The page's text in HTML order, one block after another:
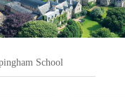
School